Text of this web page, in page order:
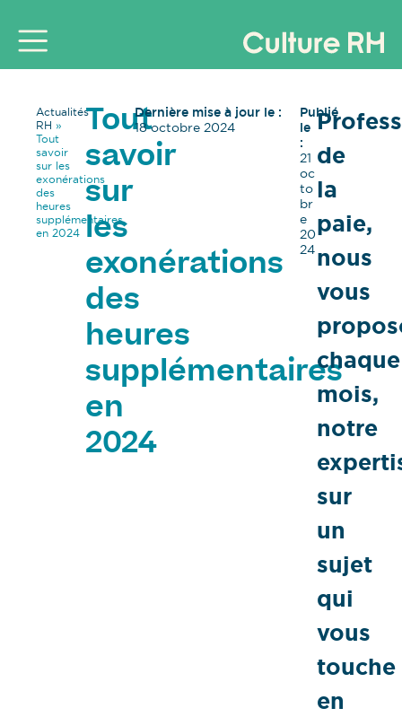
Actualités
RH »
Tout
savoir
sur les
exonérations
des
heures
supplémentaires
en 2024
Tout
savoir
sur
les
exonérations
des
heures
supplémentaires
en
2024
Dernière mise à jour le :
18 octobre 2024
Publié
le
:
21
oc
to
br
e
20
24
de
la
paie,
nous
vous
chaque
mois,
notre
sur
un
sujet
qui
vous
touche
en